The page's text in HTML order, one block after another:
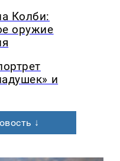
Колби:
оружие
и
↓